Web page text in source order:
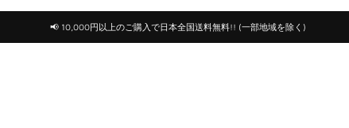
📢 10,000円以上のご購入で日本全国送料無料!! (一部地域を除く)